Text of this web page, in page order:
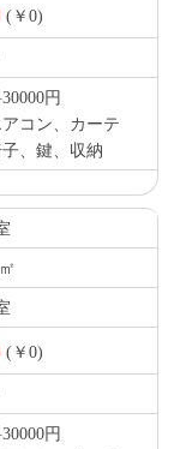
(￥0)
円
コン、カーテ
、鍵、収納
(￥0)
円